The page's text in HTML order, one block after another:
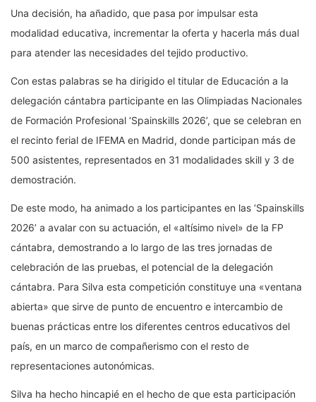
Una decisión, ha añadido, que pasa por impulsar esta
modalidad educativa, incrementar la oferta y hacerla más dual
para atender las necesidades del tejido productivo.
Con estas palabras se ha dirigido el titular de Educación a la
delegación cántabra participante en las Olimpiadas Nacionales
de Formación Profesional ‘Spainskills 2026’, que se celebran en
el recinto ferial de IFEMA en Madrid, donde participan más de
500 asistentes, representados en 31 modalidades skill y 3 de
demostración.
De este modo, ha animado a los participantes en las ‘Spainskills
2026’ a avalar con su actuación, el «altísimo nivel» de la FP
cántabra, demostrando a lo largo de las tres jornadas de
celebración de las pruebas, el potencial de la delegación
cántabra. Para Silva esta competición constituye una «ventana
abierta» que sirve de punto de encuentro e intercambio de
buenas prácticas entre los diferentes centros educativos del
país, en un marco de compañerismo con el resto de
representaciones autonómicas.
Silva ha hecho hincapié en el hecho de que esta participación